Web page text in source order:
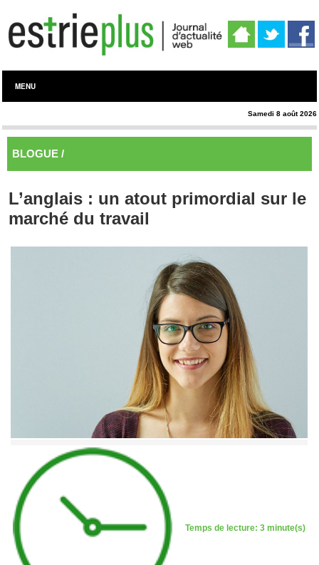
MENU
Samedi 8 août 2026
BLOGUE /
L’anglais : un atout primordial sur le
marché du travail
Temps de lecture: 3 minute(s)